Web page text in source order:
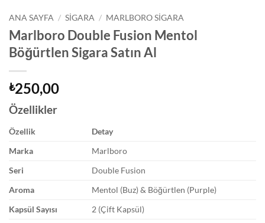
ANA SAYFA / SIGARA / MARLBORO SIGARA
Marlboro Double Fusion Mentol
Böğürtlen Sigara Satın Al
₺250,00
Özellikler
Özellik
Detay
Marka
Marlboro
Seri
Double Fusion
Aroma
Mentol (Buz) & Böğürtlen (Purple)
Kapsül Sayısı
2 (Çift Kapsül)